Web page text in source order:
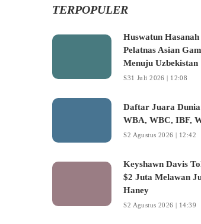
TERPOPULER
Huswatun
Pelatnas Asian
Menuju Uzbekistan
31 Juli 2026 | 12:08
Daftar Juara Dunia
WBC, IBF, WBO
2 Agustus 2026 | 12:42
Keyshawn Davis
$2 Juta Melawan
Haney
2 Agustus 2026 | 14:39